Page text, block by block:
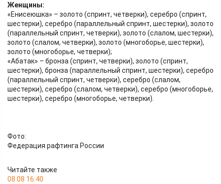
Женщины:
«Енисеюшка» – золото (спринт, четверки), серебро (спринт,
шестерки), серебро (параллельный спринт, шестерки), золото
(параллельный спринт, четверки), золото (слалом, шестерки),
золото (слалом, четверки), золото (многоборье, шестерки),
золото (многоборье, четверки);
«Абатак» – бронза (спринт, четверки), золото (спринт,
шестерки), бронза (параллельный спринт, шестерки), серебро
(параллельный спринт, четверки), серебро (слалом,
шестерки), серебро (слалом, четверки), серебро (многоборье,
шестерки), серебро (многоборье, четверки).
Фото:
Федерация рафтинга России
Читайте также
08.08 16:40